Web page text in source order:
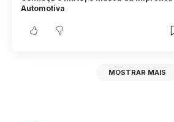
Automotiva
MOSTRAR MAIS